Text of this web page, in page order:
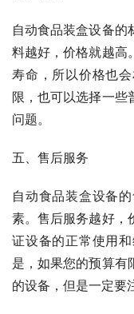
自动食品装盒设备的
料越好，价格就越高
寿命，所以价格也
限，也可以选择一些
问题。
五、售后服务
自动食品装盒设备
素。售后服务越好，
证设备的正常使用
是，如果您的预算有
的设备，但是一定要